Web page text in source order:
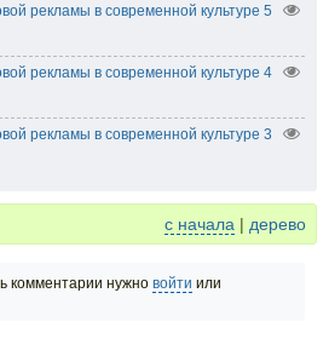
рекламы в современной культуре 5
рекламы в современной культуре 4
рекламы в современной культуре 3
с начала | дерево
комментарии нужно войти или